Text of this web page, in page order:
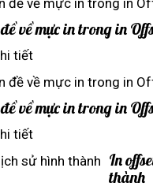
về mực in trong in
tiết
về mực in trong in
tiết
In
thành